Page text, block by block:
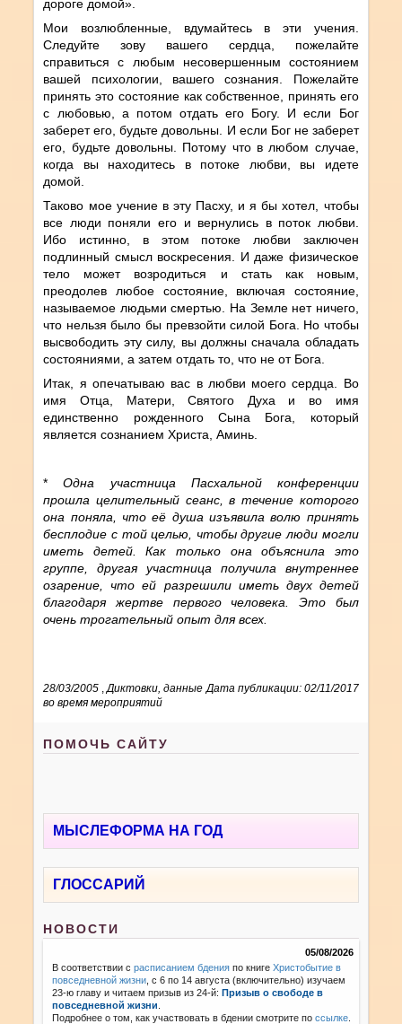
дороге домой».
Мои возлюбленные, вдумайтесь в эти учения.
Следуйте зову вашего сердца, пожелайте
справиться с любым несовершенным состоянием
вашей психологии, вашего сознания. Пожелайте
принять это состояние как собственное, принять его
с любовью, а потом отдать его Богу. И если Бог
заберет его, будьте довольны. И если Бог не заберет
его, будьте довольны. Потому что в любом случае,
когда вы находитесь в потоке любви, вы идете
домой.
Таково мое учение в эту Пасху, и я бы хотел, чтобы
все люди поняли его и вернулись в поток любви.
Ибо истинно, в этом потоке любви заключен
подлинный смысл воскресения. И даже физическое
тело может возродиться и стать как новым,
преодолев любое состояние, включая состояние,
называемое людьми смертью. На Земле нет ничего,
что нельзя было бы превзойти силой Бога. Но чтобы
высвободить эту силу, вы должны сначала обладать
состояниями, а затем отдать то, что не от Бога.
Итак, я опечатываю вас в любви моего сердца. Во
имя Отца, Матери, Святого Духа и во имя
единственно рожденного Сына Бога, который
является сознанием Христа, Аминь.
*Одна участница Пасхальной конференции
прошла целительный сеанс, в течение которого
она поняла, что её душа изъявила волю принять
бесплодие с той целью, чтобы другие люди могли
иметь детей. Как только она объяснила это
группе, другая участница получила внутреннее
озарение, что ей разрешили иметь двух детей
благодаря жертве первого человека. Это был
очень трогательный опыт для всех.
28/03/2005 Дата публикации: 02/11/2017
,Диктовки, данные
во время мероприятий
ПОМОЧЬ САЙТУ
МЫСЛЕФОРМА НА ГОД
ГЛОССАРИЙ
НОВОСТИ
05/08/2026
В соответствии срасписанием бдения по книгеХристобытие в
повседневной жизни , с 6 по 14 августа (включительно) изучаем
23-ю главу и читаем призыв из 24-й:Призыв о свободе в
повседневной жизни
Подробнее о том, как участвовать в бдении смотрите поссылке